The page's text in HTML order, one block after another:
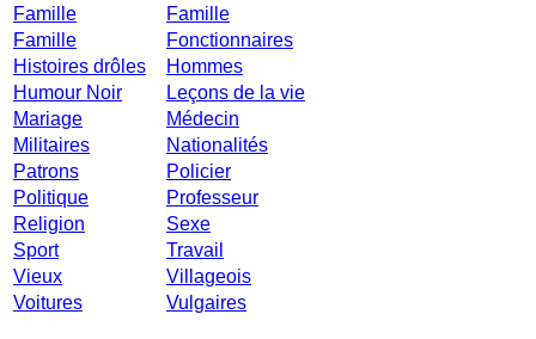
Famille
Famille
Famille
Fonctionnaires
Histoires drôles
Hommes
Humour Noir
Leçons de la vie
Mariage
Médecin
Militaires
Nationalités
Patrons
Policier
Politique
Professeur
Religion
Sexe
Sport
Travail
Vieux
Villageois
Voitures
Vulgaires